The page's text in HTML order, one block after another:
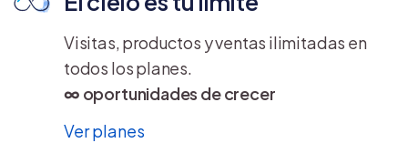
Visitas, productos y ventas ilimitadas en
todos los planes.
∞ oportunidades de crecer
Ver planes